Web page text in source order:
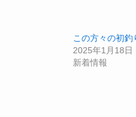
この方々の初釣
2025年1月18日
新着情報